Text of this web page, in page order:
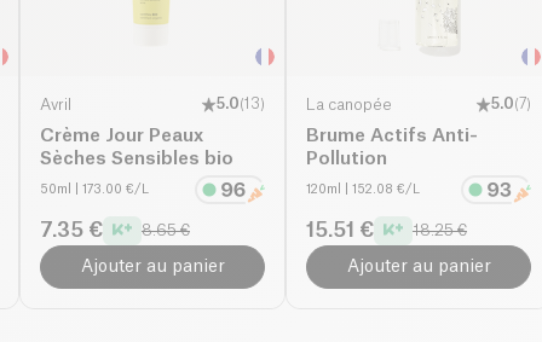
Avril 5.0(13)
Crème Jour Peaux
Sèches Sensibles bio
50ml | 173.00 €/L
7.35 € 8.65 €
Ajouter au panier
La canopée 5.0( 7)
Brume Actifs Anti-
Pollution
120ml | 152.08 €/L
15.51 € 18.25 €
Ajouter au panier